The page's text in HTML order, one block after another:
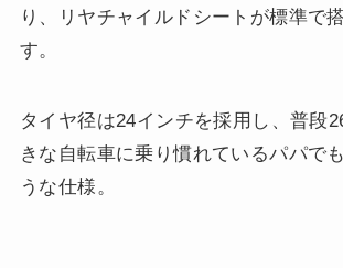
り、リヤチャイルドシートが標準で
す。
タイヤ径は24インチを採用し、普段
きな自転車に乗り慣れているパパで
うな仕様。